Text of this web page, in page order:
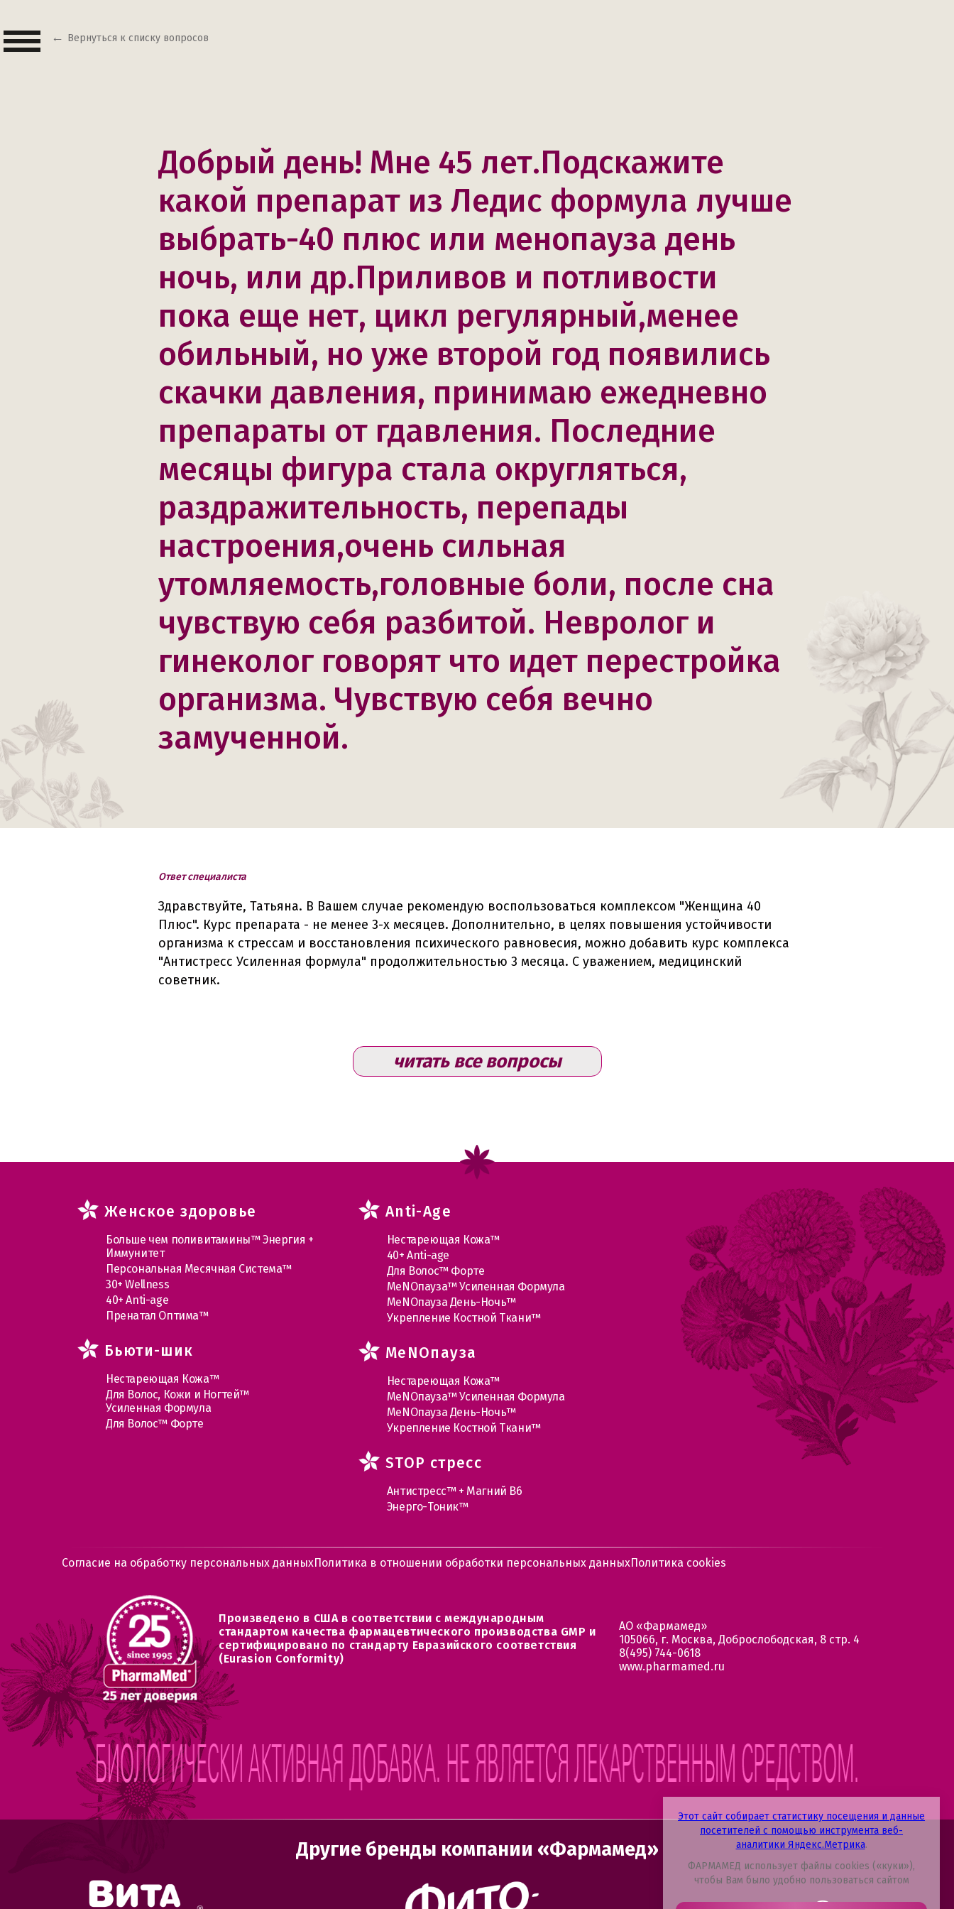
Вернуться к списку вопросов
Добрый день! Мне 45 лет.Подскажите
какой препарат из Ледис формула лучше
выбрать-40 плюс или менопауза день
ночь, или др.Приливов и потливости
пока еще нет, цикл регулярный,менее
обильный, но уже второй год появились
скачки давления, принимаю ежедневно
препараты от гдавления. Последние
месяцы фигура стала округляться,
раздражительность, перепады
настроения,очень сильная
утомляемость,головные боли, после сна
чувствую себя разбитой. Невролог и
гинеколог говорят что идет перестройка
организма. Чувствую себя вечно
замученной.
Ответ специалиста
Здравствуйте, Татьяна. В Вашем случае рекомендую воспользоваться комплексом "Женщина 40
Плюс". Курс препарата - не менее 3-х месяцев. Дополнительно, в целях повышения устойчивости
организма к стрессам и восстановления психического равновесия, можно добавить курс комплекса
"Антистресс Усиленная формула" продолжительностью 3 месяца. С уважением, медицинский
советник.
читать все вопросы
Этот сайт собирает статистику посещения и данные
посетителей с помощью инструмента веб-
аналитики Яндекс.Метрика.
ФАРМАМЕД использует файлы cookies («куки»),
чтобы Вам было удобно пользоваться сайтом
Женское здоровье
Больше чем поливитамины™ Энергия +
Иммунитет
Персональная Месячная Система™
30+ Wellness
40+ Anti-age
Пренатал Оптима™
Бьюти-шик
Нестареющая Кожа™
Для Волос, Кожи и Ногтей™
Усиленная Формула
Для Волос™ Форте
Anti-Age
Нестареющая Кожа™
40+ Anti-age
Для Волос™ Форте
МеNOпауза™ Усиленная Формула
МеNOпауза День-Ночь™
Укрепление Костной Ткани™
MеNOпауза
Нестареющая Кожа™
МеNOпауза™ Усиленная Формула
МеNOпауза День-Ночь™
Укрепление Костной Ткани™
STOP стресс
Антистресс™ + Магний В6
Энерго-Тоник™
Согласие на обработку персональных данныхПолитика в отношении обработки персональных данныхПолитика cookies
Произведено в США в соответствии с международным
стандартом качества фармацевтического производства GMP и
сертифицировано по стандарту Евразийского соответствия
(Eurasion Conformity)
АО «Фармамед»
105066, г. Москва, Доброслободская, 8 стр. 4
8(495) 744-0618
www.pharmamed.ru
Другие бренды компании «Фармамед»